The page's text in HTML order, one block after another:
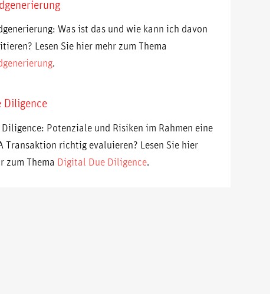
Was ist das und wie kann ich davon
Lesen Sie hier mehr zum Thema
.
Diligence
Diligence: Potenziale und Risiken im Rahmen eine
Transaktion richtig evaluieren? Lesen Sie hier
zum Thema Digital Due Diligence.